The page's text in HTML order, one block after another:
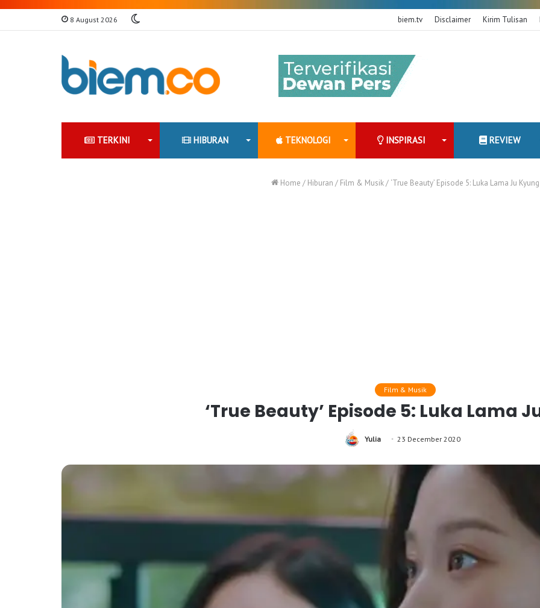
8 August 2026 biem.tv Disclaimer Kirim Tulisan
TERKINI HIBURAN TEKNOLOGI INSPIRASI REVIEW
Home / Hiburan / Film & Musik / ‘True Beauty’ Episode 5: Luka Lama Ju Kyung
Film & Musik
‘True Beauty’ Episode 5: Luka Lama
Yulia 23 December 2020